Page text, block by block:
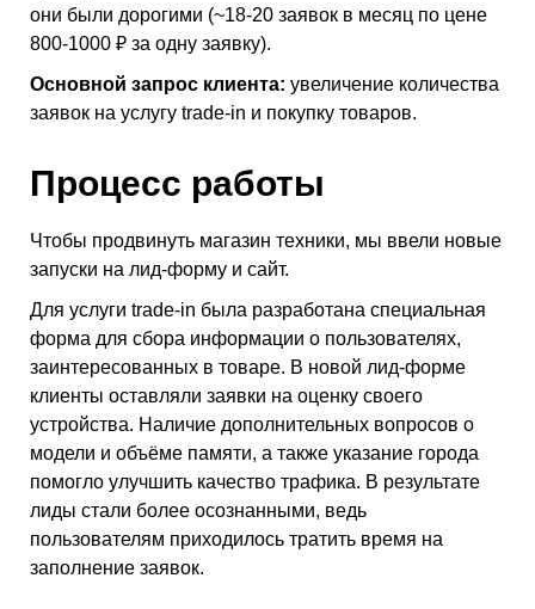
они были дорогими (~18-20 заявок в месяц по цене
800-1000 ₽ за одну заявку).
Основной запрос клиента: увеличение количества
заявок на услугу trade-in и покупку товаров.
Процесс работы
Чтобы продвинуть магазин техники, мы ввели новые
запуски на лид-форму и сайт.
Для услуги trade-in была разработана специальная
форма для сбора информации о пользователях,
заинтересованных в товаре. В новой лид-форме
клиенты оставляли заявки на оценку своего
устройства. Наличие дополнительных вопросов о
модели и объёме памяти, а также указание города
помогло улучшить качество трафика. В результате
лиды стали более осознанными, ведь
пользователям приходилось тратить время на
заполнение заявок.